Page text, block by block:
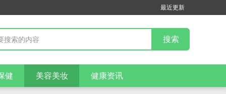
最近更新
健 美容美妆 健康资讯